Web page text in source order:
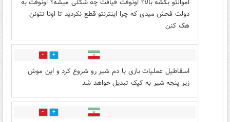
اموالتو بکشه بالا؟ اونوقت قیافت چه شکلی میشه؟ اونوقت به
دولت فحش میدی که چرا اینترنتو قطع نکردید تا اونا نتونن
هک کنن
8
اسقاطیل عملیات بازی با دم شیر رو شروع کرد و این موش
زیر پنجه شیر به کپک تبدیل خواهد شد
6